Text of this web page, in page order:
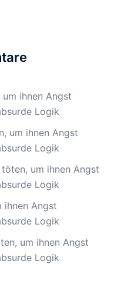
ihnen Angst
Logik
um ihnen Angst
Logik
um ihnen Angst
Logik
ihnen Angst
Logik
um ihnen Angst
Logik